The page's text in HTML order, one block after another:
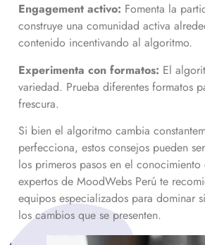
Engagement activo: Fomenta la
construye una comunidad activa
contenido incentivando al algoritmo.
Experimenta con formatos: El
variedad. Prueba diferentes formatos
frescura.
Si bien el algoritmo cambia
perfecciona, estos consejos pueden
los primeros pasos en el
expertos de MoodWebs Perú te
equipos especializados para dominar
los cambios que se presenten.